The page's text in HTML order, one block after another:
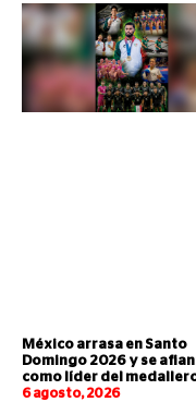
México arrasa en Santo
Domingo 2026 y se
como líder del
6 agosto, 2026